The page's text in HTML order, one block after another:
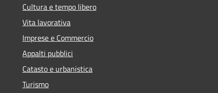
Cultura e tempo libero
Vita lavorativa
Imprese e Commercio
Appalti pubblici
Catasto e urbanistica
Turismo